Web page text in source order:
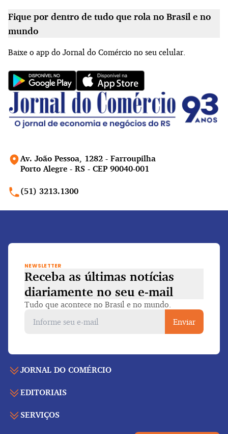
Av. João Pessoa, 1282 - Farroupilha
Porto Alegre - RS - CEP 90040-001
(51) 3213.1300
Fique por dentro de tudo que rola no Brasil e no
mundo
Baixe o app do Jornal do Comércio no seu celular.
JORNAL DO COMÉRCIO
Capa
EDITORIAIS
Economia
SERVIÇOS
NEWSLETTER
Receba as últimas notícias
diariamente no seu e-mail
Tudo que acontece no Brasil e no mundo.
Enviar